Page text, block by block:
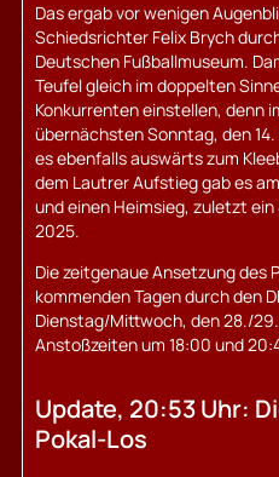
Das ergab vor wenigen
Schiedsrichter Felix Brych
Deutschen Fußballmuseum.
Teufel gleich im doppelten
Konkurrenten einstellen, denn
übernächsten Sonntag, den
es ebenfalls auswärts zum
dem Lautrer Aufstieg gab es
und einen Heimsieg, zuletzt ein
2025.
Die zeitgenaue Ansetzung des
kommenden Tagen durch den
Dienstag/Mittwoch, den 28./
Anstoßzeiten um 18:00 und
Update, 20:53 Uhr:
Pokal-Los